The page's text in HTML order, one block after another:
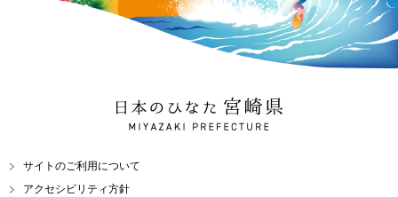
日本のひなた 宮崎県
MIYAZAKI PREFECTURE
サイトのご利用について
アクセシビリティ方針